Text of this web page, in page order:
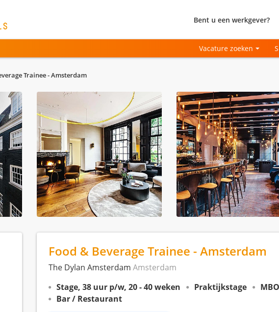
Bent u een werkgever?
Vacature zoeken
Trainee - Amsterdam
Food & Beverage Trainee - Amsterdam
The Dylan Amsterdam Amsterdam
Stage, 38 uur p/w, 20 - 40 weken
Praktijkstage
Bar / Restaurant